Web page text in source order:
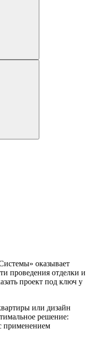
оказывает
проведения отделки и
проект под ключ у
или дизайн
решение:
применением